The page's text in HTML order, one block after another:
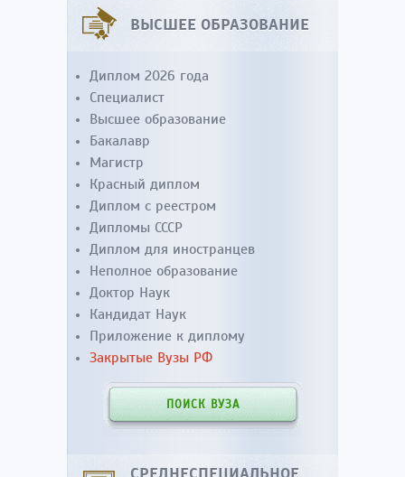
ВЫСШЕЕ ОБРАЗОВАНИЕ
Диплом 2026 года
Специалист
Высшее образование
Бакалавр
Магистр
Красный диплом
Диплом с реестром
Дипломы СССР
Диплом для иностранцев
Неполное образование
Доктор Наук
Кандидат Наук
Приложение к диплому
Закрытые Вузы РФ
ПОИСК ВУЗА